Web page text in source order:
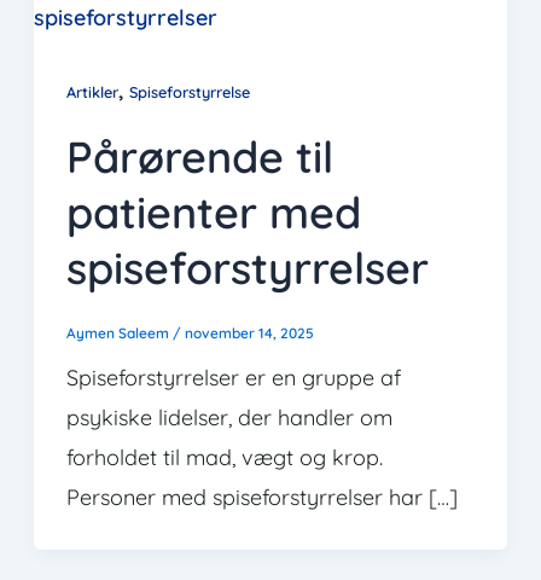
Artikler, Spiseforstyrrelse
Pårørende til
patienter med
spiseforstyrrelser
Aymen Saleem / november 14, 2025
Spiseforstyrrelser er en gruppe af
psykiske lidelser, der handler om
forholdet til mad, vægt og krop.
Personer med spiseforstyrrelser har […]